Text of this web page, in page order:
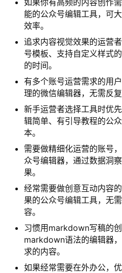
如果你有高频的内容创作
能的公众号编辑工具，可
效率。
追求内容视觉效果的运营
号模板、支持自定义样式
的时间。
有多个账号运营需求的用
理的微信编辑器，无需反
新手运营者选择工具时优
辑简单、有引导教程的公
本。
需要做精细化运营的账号
众号编辑器，通过数据洞
果。
经常需要做创意互动内容
果的公众号编辑工具，无
容。
习惯用markdown写稿的
markdown语法的编辑器
求的内容。
如果经常需要在外办公，